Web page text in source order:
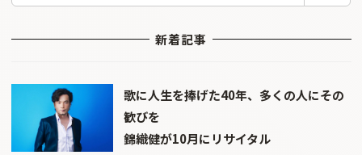
新着記事
歌に人生を捧げた40年、多くの人にその
歓びを
錦織健が10月にリサイタル